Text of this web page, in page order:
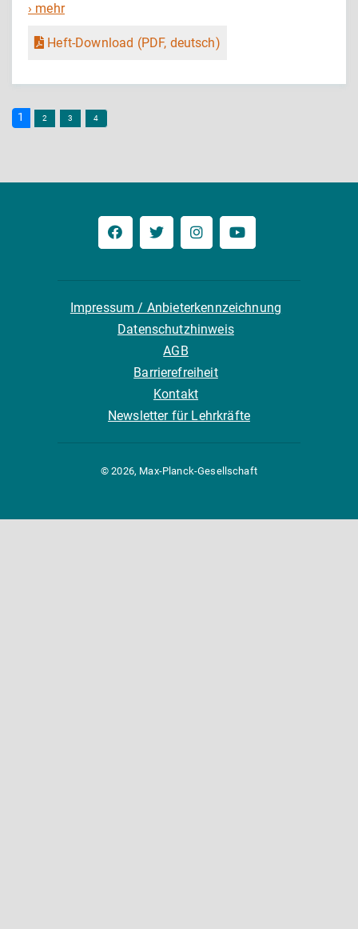
› mehr
Heft-Download (PDF, deutsch)
1 2 3 4
Impressum / Anbieterkennzeichnung
Datenschutzhinweis
AGB
Barrierefreiheit
Kontakt
Newsletter für Lehrkräfte
© 2026, Max-Planck-Gesellschaft